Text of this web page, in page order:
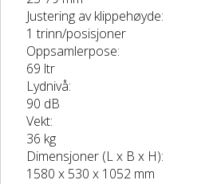
Justering av klippehøyde:
1 trinn/posisjoner
Oppsamlerpose:
69 ltr
Lydnivå:
90 dB
Vekt:
36 kg
Dimensjoner (L x B x H):
1580 x 530 x 1052 mm